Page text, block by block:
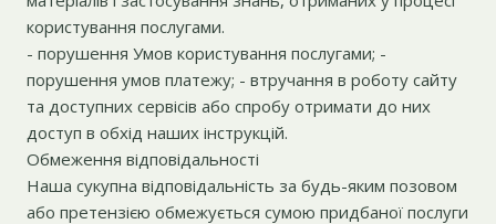
користування послугами.
- порушення Умов користування послугами; -
порушення умов платежу; - втручання в роботу сайту
та доступних сервісів або спробу отримати до них
доступ в обхід наших інструкцій.
Обмеження відповідальності
Наша сукупна відповідальність за будь-яким позовом
або претензією обмежується сумою придбаної послуги